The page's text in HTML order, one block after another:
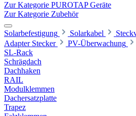
Zur Kategorie PUROTAP Geräte
Zur Kategorie Zubehör
Solarbefestigung Solarkabel
Adapter Stecker
PV-Überwachung
SL-Rack
Schrägdach
Dachhaken
RAIL
Modulklemmen
Dachersatzplatte
Trapez